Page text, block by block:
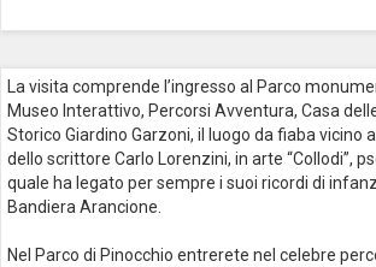
La visita comprende l’ingresso al Parco
Museo Interattivo, Percorsi Avventura, Casa
Storico Giardino Garzoni, il luogo da fiaba vicino
dello scrittore Carlo Lorenzini, in arte “Collodi”,
quale ha legato per sempre i suoi ricordi di
Bandiera Arancione.
Nel Parco di Pinocchio entrerete nel celebre